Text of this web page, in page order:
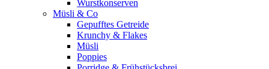
Wurstkonserven
Müsli & Co
Gepufftes Getreide
Krunchy & Flakes
Müsli
Poppies